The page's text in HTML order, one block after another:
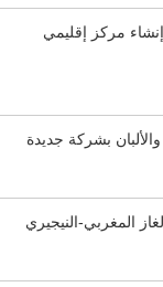
مركز إقليمي
بشركة جديدة
المغربي-النيجيري